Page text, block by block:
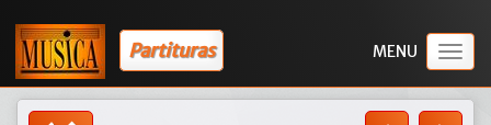
Partituras